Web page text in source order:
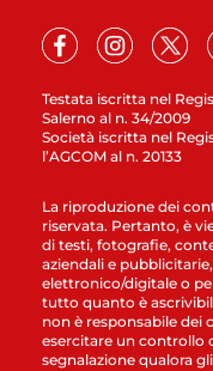
Testata iscritta nel
Salerno al n. 34/2009
Società iscritta nel
l’AGCOM al n. 20133
La riproduzione dei
riservata. Pertanto, è
di testi, fotografie,
aziendali e
elettronico/digitale o
tutto quanto è
non è responsabile
esercitare un controllo
segnalazione qualora